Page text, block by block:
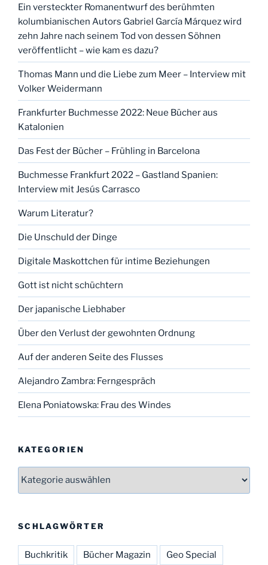
Ein versteckter Romanentwurf des berühmten
kolumbianischen Autors Gabriel García Márquez wird
zehn Jahre nach seinem Tod von dessen Söhnen
veröffentlicht – wie kam es dazu?
Thomas Mann und die Liebe zum Meer – Interview mit
Volker Weidermann
Frankfurter Buchmesse 2022: Neue Bücher aus
Katalonien
Das Fest der Bücher – Frühling in Barcelona
Buchmesse Frankfurt 2022 – Gastland Spanien:
Interview mit Jesús Carrasco
Warum Literatur?
Die Unschuld der Dinge
Digitale Maskottchen für intime Beziehungen
Gott ist nicht schüchtern
Der japanische Liebhaber
Über den Verlust der gewohnten Ordnung
Auf der anderen Seite des Flusses
Alejandro Zambra: Ferngespräch
Elena Poniatowska: Frau des Windes
KATEGORIEN
SCHLAGWÖRTER
Buchkritik Bücher Magazin Geo Special